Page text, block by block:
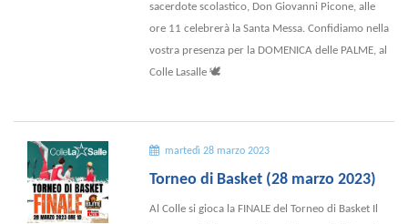
sacerdote scolastico, Don Giovanni Picone, alle
ore 11 celebrerà la Santa Messa. Confidiamo nella
vostra presenza per la DOMENICA delle PALME, al
Colle Lasalle 🕊
martedì 28 marzo 2023
Torneo di Basket (28 marzo 2023)
Al Colle si gioca la FINALE del Torneo di Basket Il